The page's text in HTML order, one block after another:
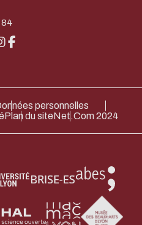
LE MODE ÉCO
personnelles
Plan du siteNet.Com 2024